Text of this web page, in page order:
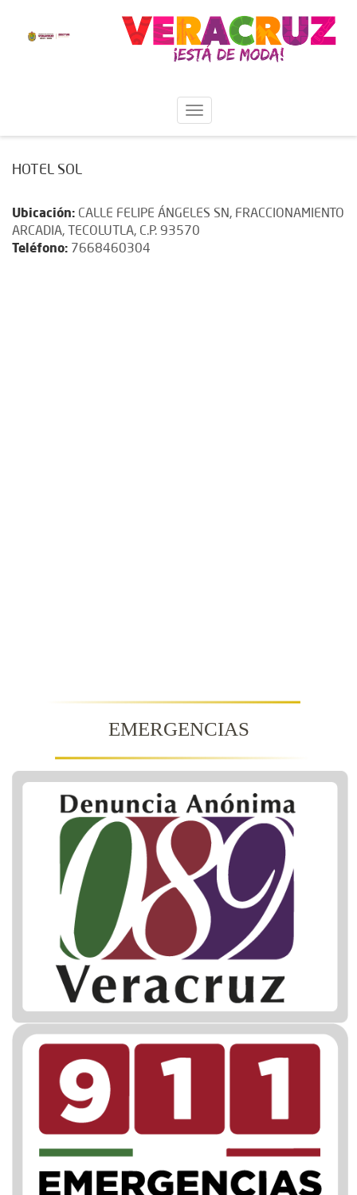
HOTEL SOL
Ubicación: CALLE FELIPE ÁNGELES SN, FRACCIONAMIENTO
ARCADIA, TECOLUTLA, C.P. 93570
Teléfono: 7668460304
EMERGENCIAS